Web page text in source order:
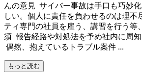
んの意見 サイバー事故は手口も巧妙
しい。個人に責任を負わせるのは理不
ティ専門の社員を雇う、講習を行う等
須 報告経路や対処法を予め社内に周
偶然、抱えているトラブル案件 ...
もっと読む